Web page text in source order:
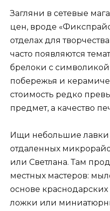
Загляни в сетевые
цен, вроде
отделах для
часто появляются
брелоки с
побережья и
стоимость редко
предмет, а качество
Ищи небольшие
отдаленных
или Светлана. Там
местных мастеров:
основе
ложки или